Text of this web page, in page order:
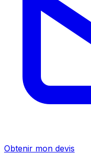
Obtenir mon devis